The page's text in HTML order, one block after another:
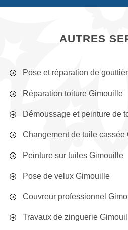
AUTRES
Pose et réparation de
Réparation toiture Gimouille
Démoussage et peinture de
Changement de tuile cassée
Peinture sur tuiles Gimouille
Pose de velux Gimouille
Couvreur professionnel
Travaux de zinguerie